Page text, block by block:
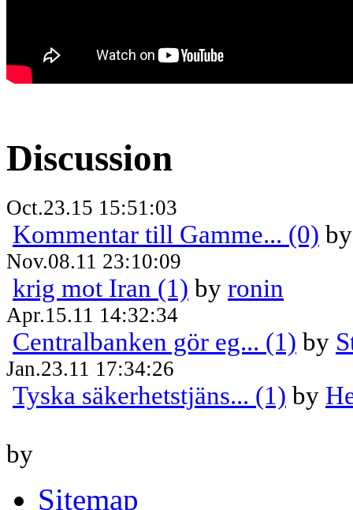
Discussion
Oct.23.15 15:51:03
Kommentar till Gamme... (0)
Nov.08.11 23:10:09
krig mot Iran (1) by ronin
Apr.15.11 14:32:34
Centralbanken gör eg... (1) by
Jan.23.11 17:34:26
Tyska säkerhetstjäns... (1) by
by
Sitemap